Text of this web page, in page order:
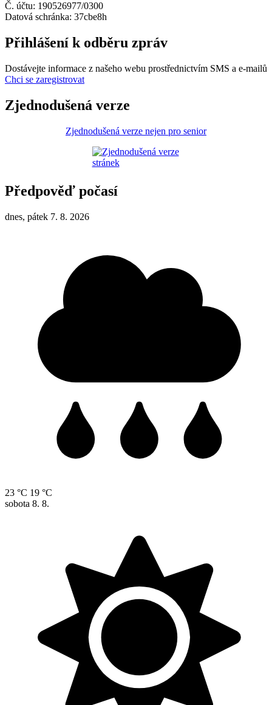
Č. účtu: 190526977/0300
Datová schránka: 37cbe8h
Přihlášení k odběru zpráv
Dostávejte informace z našeho webu prostřednictvím SMS a e-mailů
Chci se zaregistrovat
Zjednodušená verze
Zjednodušená verze nejen pro senior
Předpověď počasí
dnes, pátek 7. 8. 2026
23 °C 19 °C
sobota 8. 8.